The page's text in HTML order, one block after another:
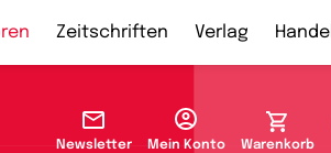
Zeitschriften Verlag Handel
Newsletter Mein Konto Warenkorb